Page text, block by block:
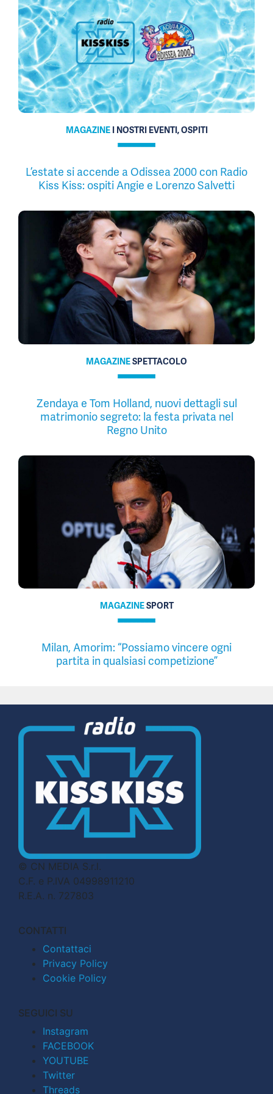
MAGAZINE I NOSTRI EVENTI, OSPITI
L’estate si accende a Odissea 2000 con Radio
Kiss Kiss: ospiti Angie e Lorenzo Salvetti
MAGAZINESPETTACOLO
Zendaya e Tom Holland, nuovi dettagli sul
matrimonio segreto: la festa privata nel
Regno Unito
MAGAZINESPORT
Milan, Amorim: “Possiamo vincere ogni
partita in qualsiasi competizione”
© CN MEDIA S.r.l.
C.F. e P.IVA 04998911210
R.E.A. n. 727803
CONTATTI
Contattaci
Privacy Policy
Cookie Policy
SEGUICI SU
Instagram
FACEBOOK
YOUTUBE
Twitter
Threads